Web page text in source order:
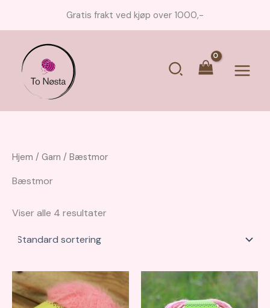
innholdet
Gratis frakt ved kjøp over 1000,-
Søk
Main
Menu
Hjem / Garn / Bæstmor
Bæstmor
Viser alle 4 resultater